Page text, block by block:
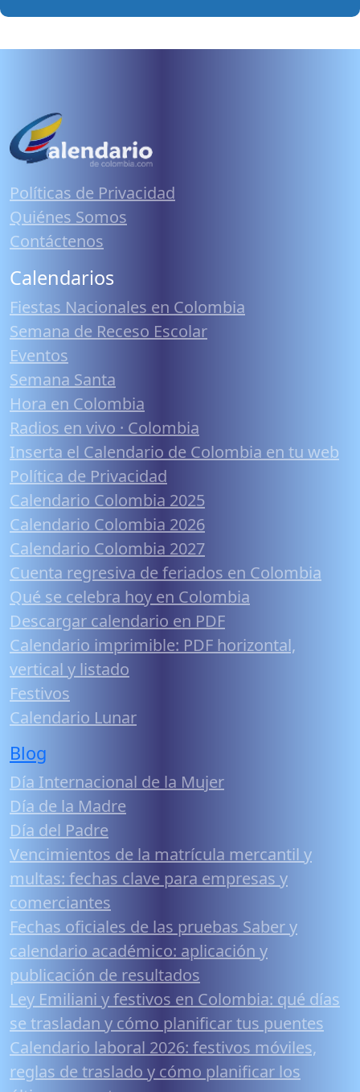
Políticas de Privacidad
Quiénes Somos
Contáctenos
Calendarios
Fiestas Nacionales en Colombia
Semana de Receso Escolar
Eventos
Semana Santa
Hora en Colombia
Radios en vivo · Colombia
Inserta el Calendario de Colombia en tu web
Política de Privacidad
Calendario Colombia 2025
Calendario Colombia 2026
Calendario Colombia 2027
Cuenta regresiva de feriados en Colombia
Qué se celebra hoy en Colombia
Descargar calendario en PDF
Calendario imprimible: PDF horizontal,
vertical y listado
Festivos
Calendario Lunar
Blog
Día Internacional de la Mujer
Día de la Madre
Día del Padre
Vencimientos de la matrícula mercantil y
multas: fechas clave para empresas y
comerciantes
Fechas oficiales de las pruebas Saber y
calendario académico: aplicación y
publicación de resultados
Ley Emiliani y festivos en Colombia: qué días
se trasladan y cómo planificar tus puentes
Calendario laboral 2026: festivos móviles,
reglas de traslado y cómo planificar los